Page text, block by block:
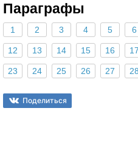
Параграфы
1 2 3 4 5 6
12 13 14 15 16 17
23 24 25 26 27 28
Поделиться